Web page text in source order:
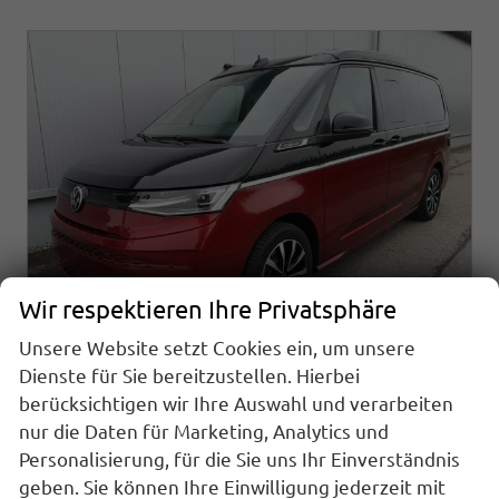
Volkswagen T7 California
sofort lieferbar Fahrzeug mit Tageszulassung
Fahrzeugnr. 21235 GetriebeAutomatik
Wir respektieren Ihre Privatsphäre
Unsere Website setzt Cookies ein, um unsere
Dienste für Sie bereitzustellen. Hierbei
berücksichtigen wir Ihre Auswahl und verarbeiten
nur die Daten für Marketing, Analytics und
Personalisierung, für die Sie uns Ihr Einverständnis
geben. Sie können Ihre Einwilligung jederzeit mit